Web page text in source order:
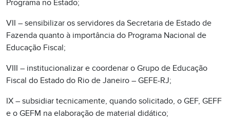
Programa no Estado;
VII – sensibilizar os servidores da Secretaria de Estado de
Fazenda quanto à importância do Programa Nacional de
Educação Fiscal;
VIII – institucionalizar e coordenar o Grupo de Educação
Fiscal do Estado do Rio de Janeiro – GEFE-RJ;
IX – subsidiar tecnicamente, quando solicitado, o GEF, GEFF
e o GEFM na elaboração de material didático;